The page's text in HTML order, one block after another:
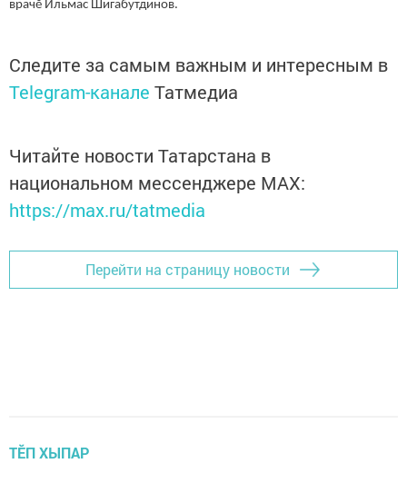
врачӗ Ильмас Шигабутдинов.
Следите за самым важным и интересным в
Telegram-канале Татмедиа
Читайте новости Татарстана в
национальном мессенджере MАХ:
https://max.ru/tatmedia
Перейти на страницу новости
ТӖП ХЫПАР